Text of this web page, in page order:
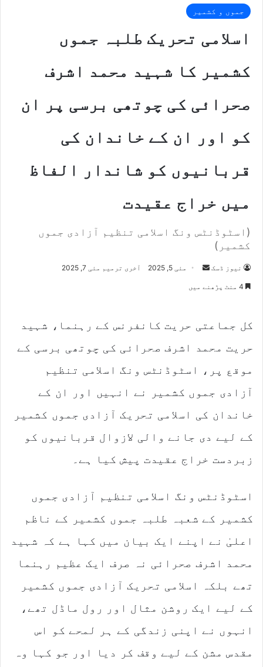
جموں و کشمیر
اسلامی تحریک طلبہ جموں
کشمیر کا شہید محمد اشرف
صحرائی کی چوتھی برسی پر ان
کو اور ان کے خاندان کی
قربانیوں کو شاندار الفاظ
میں خراج عقیدت
(اسٹوڈنٹس ونگ اسلامی تنظیم آزادی جموں
کشمیر)
نیوز ڈسک
e
i
مئی 5, 2025 آخری ترمیم مئی 7, 2025
کل جماعتی حریت کانفرنس کے رہنما، شہید
حریت محمد اشرف صحرائی کی چوتھی برسی کے
موقع پر، اسٹوڈنٹس ونگ اسلامی تنظیم
آزادی جموں کشمیر نے انہیں اور ان کے
خاندان کی اسلامی تحریک آزادی جموں کشمیر
کے لیے دی جانے والی لازوال قربانیوں کو
زبردست خراج عقیدت پیش کیا ہے۔
اسٹوڈنٹس ونگ اسلامی تنظیم آزادی جموں
کشمیر کے شعبہ طلبہ جموں کشمیر کے ناظم
اعلیٰ نے اپنے ایک بیان میں کہا ہے کہ شہید
محمد اشرف صحرائی نہ صرف ایک عظیم رہنما
تھے بلکہ اسلامی تحریک آزادی جموں کشمیر
کے لیے ایک روشن مثال اور رول ماڈل تھے،
انہوں نے اپنی زندگی کے ہر لمحے کو اس
مقدس مشن کے لیے وقف کر دیا اور جو کہا وہ